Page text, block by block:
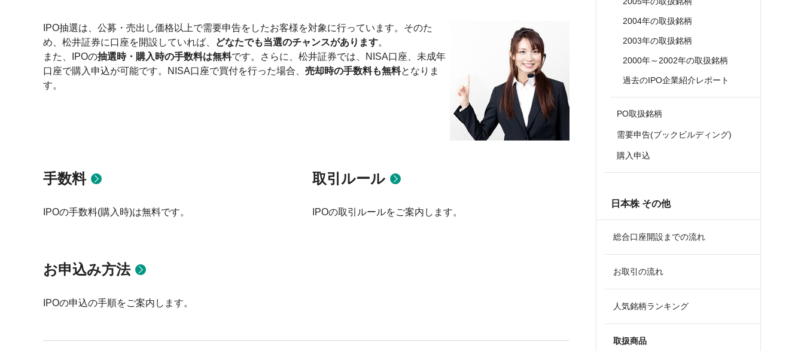
IPO抽選は、公募・売出し価格以上で需要申告をしたお客様を対象に行っています。そのた
め、松井証券に口座を開設していれば、
どなたでも当選のチャンスがあります。
また、IPOの抽選時・購入時の手数料は無料です。さらに、松井証券では、NISA口座、未成年
口座で購入申込が可能です。NISA口座で買付を行った場合、 売却時の手数料も無料となりま
す。
手数料
IPOの手数料(購入時)は無料です。
取引ルール
IPOの取引ルールをご案内します。
お申込み方法
IPOの申込の手順をご案内します。
2004年の取扱銘柄
2003年の取扱銘柄
2000年～2002年の取扱銘柄
過去のIPO企業紹介レポート
PO取扱銘柄
需要申告(ブックビルディング)
購入申込
日本株 その他
総合口座開設までの流れ
お取引の流れ
人気銘柄ランキング
取扱商品